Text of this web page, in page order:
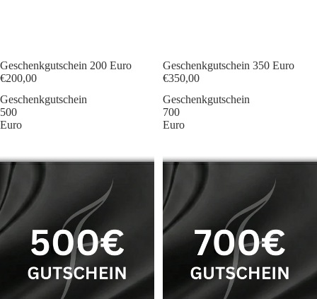
Geschenkgutschein 200 Euro
€200,00
Geschenkgutschein 350 Euro
€350,00
Geschenkgutschein
500
Euro
Geschenkgutschein
700
Euro